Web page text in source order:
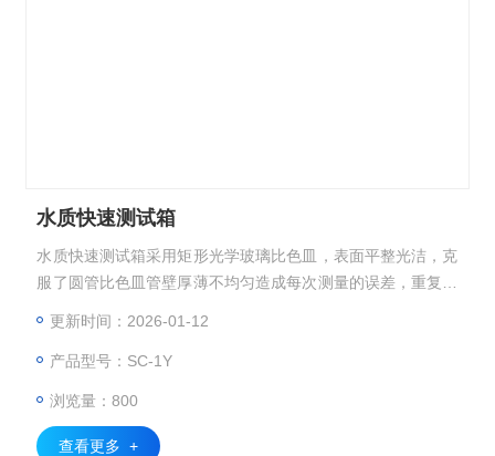
水质快速测试箱
水质快速测试箱采用矩形光学玻璃比色皿，表面平整光洁，克
服了圆管比色皿管壁厚薄不均匀造成每次测量的误差，重复性
更新时间：2026-01-12
产品型号：SC-1Y
浏览量：800
查看更多 +